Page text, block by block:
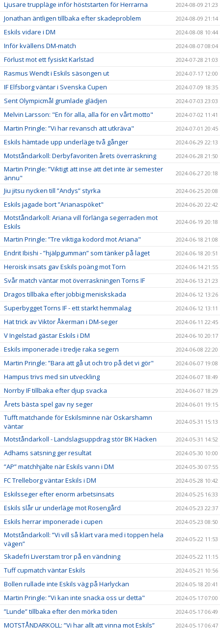
Ljusare truppläge inför höststarten för Herrarna 2024-08-09 21:23
Jonathan äntligen tillbaka efter skadeproblem 2024-08-09 21:14
Eskils vidare i DM 2024-08-08 10:44
Inför kvällens DM-match 2024-08-07 08:04
Förlust mot ett fysiskt Karlstad 2024-07-28 21:03
Rasmus Wendt i Eskils säsongen ut 2024-07-17 12:00
IF Elfsborg väntar i Svenska Cupen 2024-07-09 18:35
Sent Olympicmål grumlade glädjen 2024-07-03 23:03
Melvin Larsson: "En för alla, alla för en vårt motto" 2024-07-02 11:41
Martin Pringle: ”Vi har revansch att utkräva" 2024-07-01 20:45
Eskils hämtade upp underläge två gånger 2024-06-29 22:13
Motståndarkoll: Derbyfavoriten årets överraskning 2024-06-28 21:50
Martin Pringle: ”Viktigt att inse att det inte är semester
ännu"
2024-06-27 20:18
Jiu jitsu nycken till ”Andys” styrka 2024-06-25 20:08
Eskils jagade bort ”Arianaspöket" 2024-06-20 22:42
Motståndarkoll: Ariana vill förlänga segerraden mot
Eskils
2024-06-19 20:18
Martin Pringle: ”Tre viktiga kodord mot Ariana" 2024-06-18 21:08
Endrit Ibishi - ”hjälpgumman” som tänker på laget 2024-06-18 20:51
Heroisk insats gav Eskils poäng mot Torn 2024-06-14 21:55
Svår match väntar mot överraskningen Torns IF 2024-06-13 21:23
Dragos tillbaka efter jobbig meniskskada 2024-06-12 13:26
Superbygget Torns IF - ett starkt hemmalag 2024-06-12 13:11
Hat trick av Viktor Åkerman i DM-seger 2024-06-11 22:45
V Ingelstad gästar Eskils i DM 2024-06-10 20:17
Eskils imponerade i tredje raka segern 2024-06-08 22:20
Martin Pringle: ”Bara att gå ut och tro på det vi gör" 2024-06-07 19:08
Hampus trivs med sin utveckling 2024-06-07 18:49
Norrby IF tillbaka efter djup svacka 2024-06-07 18:29
Årets bästa spel gav ny seger 2024-06-01 19:15
Tufft matchande för Eskilsminne när Oskarshamn
väntar
2024-05-31 15:13
Motståndarkoll - Landslagsuppdrag stör BK Häcken 2024-05-31 14:52
Adhams satsning ger resultat 2024-05-30 10:00
”AP” matchhjälte när Eskils vann i DM 2024-05-30 07:55
FC Trelleborg väntar Eskils i DM 2024-05-28 10:42
Eskilsseger efter enorm arbetsinsats 2024-05-25 16:33
Eskils slår ur underläge mot Rosengård 2024-05-23 22:37
Eskils herrar imponerade i cupen 2024-05-23 08:50
Motståndarkoll: ”Vi vill så klart vara med i toppen hela
vägen”
2024-05-22 11:53
Skadefri Liverstam tror på en vändning 2024-05-22 11:15
Tuff cupmatch väntar Eskils 2024-05-21 10:56
Bollen rullade inte Eskils väg på Harlyckan 2024-05-18 20:41
Martin Pringle: ”Vi kan inte snacka oss ur detta" 2024-05-17 07:00
”Lunde” tillbaka efter den mörka tiden 2024-05-17 06:49
MOTSTÅNDARKOLL: ”Vi har allt att vinna mot Eskils” 2024-05-17 06:47